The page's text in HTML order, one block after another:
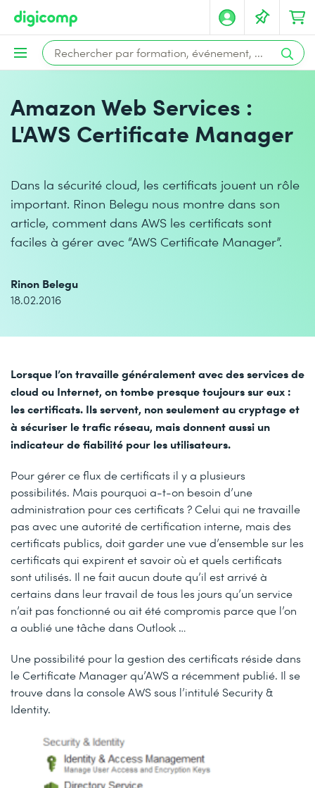
Amazon Web Services :
L'AWS Certificate Manager
Dans la sécurité cloud, les certificats jouent un rôle
important. Rinon Belegu nous montre dans son
article, comment dans AWS les certificats sont
faciles à gérer avec “AWS Certificate Manager”.
Rinon Belegu
18.02.2016
Lorsque l’on travaille généralement avec des services de
cloud ou Internet, on tombe presque toujours sur eux :
les certificats. Ils servent, non seulement au cryptage et
à sécuriser le trafic réseau, mais donnent aussi un
indicateur de fiabilité pour les utilisateurs.
Pour gérer ce flux de certificats il y a plusieurs
possibilités. Mais pourquoi a-t-on besoin d’une
administration pour ces certificats ? Celui qui ne travaille
pas avec une autorité de certification interne, mais des
certificats publics, doit garder une vue d’ensemble sur les
certificats qui expirent et savoir où et quels certificats
sont utilisés. Il ne fait aucun doute qu’il est arrivé à
certains dans leur travail de tous les jours qu’un service
n’ait pas fonctionné ou ait été compromis parce que l’on
a oublié une tâche dans Outlook …
Une possibilité pour la gestion des certificats réside dans
le Certificate Manager qu’AWS a récemment publié. Il se
trouve dans la console AWS sous l’intitulé Security &
Identity.